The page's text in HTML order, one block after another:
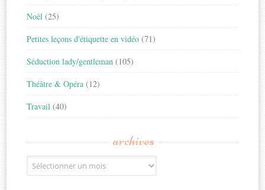
Noël (25)
Petites leçons d'étiquette en vidéo (71)
Séduction lady/gentleman (105)
Théâtre & Opéra (12)
Travail (40)
archives
Archives